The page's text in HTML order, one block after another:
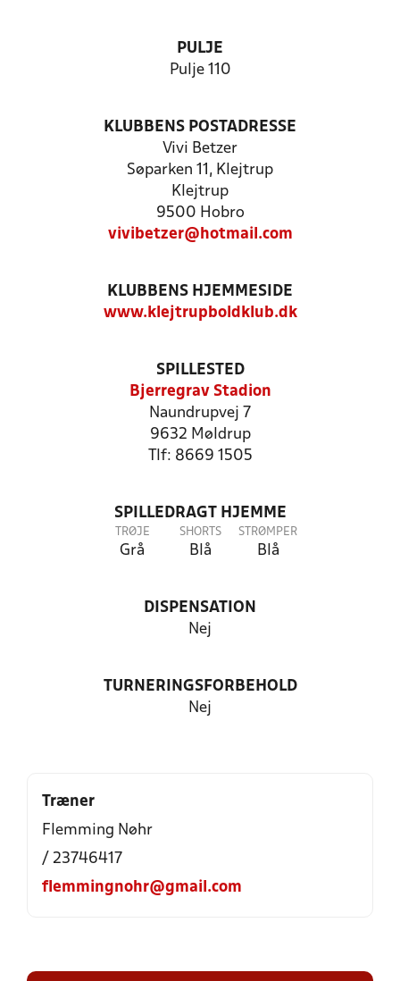
PULJE
Pulje 110
KLUBBENS POSTADRESSE
Vivi Betzer
Søparken 11, Klejtrup
Klejtrup
9500 Hobro
vivibetzer@hotmail.com
KLUBBENS HJEMMESIDE
www.klejtrupboldklub.dk
SPILLESTED
Bjerregrav Stadion
Naundrupvej 7
9632 Møldrup
Tlf: 8669 1505
SPILLEDRAGT HJEMME
TRØJE
Grå
SHORTS
Blå
STRØMPER
Blå
DISPENSATION
Nej
TURNERINGSFORBEHOLD
Nej
Træner
Flemming Nøhr
/ 23746417
flemmingnohr@gmail.com